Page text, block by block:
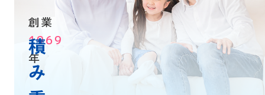
創業
1969
年
積
み